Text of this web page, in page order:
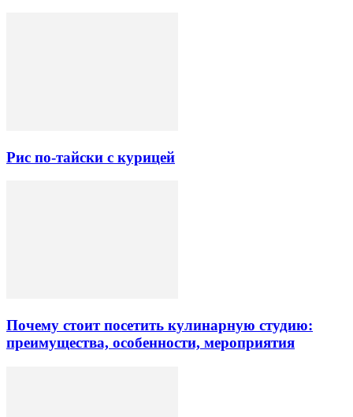
Рис по-тайски с курицей
Почему стоит посетить кулинарную студию:
преимущества, особенности, мероприятия